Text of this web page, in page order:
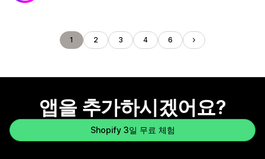
1 2 3 4 6
앱을 추가하시겠어요?
Shopify 3일 무료 체험